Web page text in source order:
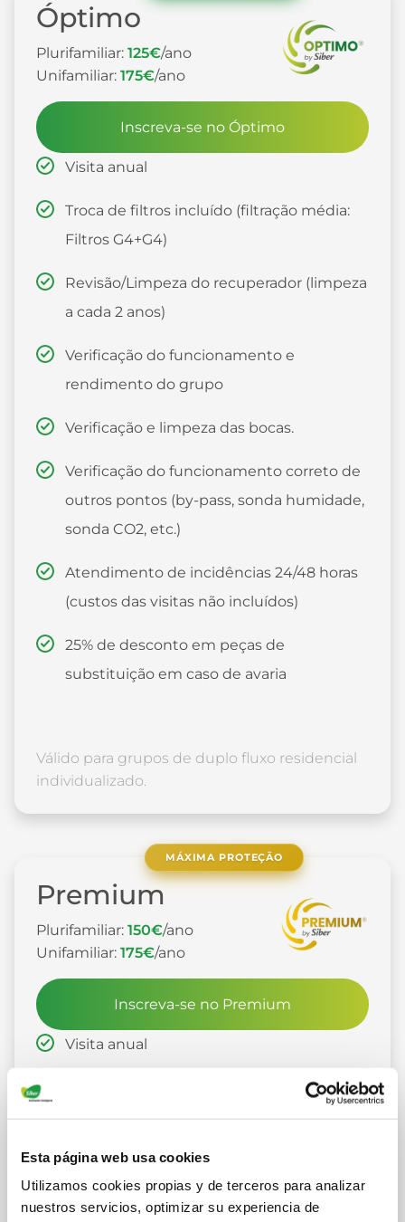
Esta página web usa cookies
Utilizamos cookies propias y de terceros para analizar
nuestros servicios, optimizar su experiencia de
Óptimo
Plurifamiliar: 125€/ano
Unifamiliar: 175€/ano
Inscreva-se no Óptimo
Visita anual
Troca de filtros incluído (filtração média:
Filtros G4+G4)
Revisão/Limpeza do recuperador (limpeza
a cada 2 anos)
Verificação do funcionamento e
rendimento do grupo
Verificação e limpeza das bocas.
Verificação do funcionamento correto de
outros pontos (by-pass, sonda humidade,
sonda CO2, etc.)
Atendimento de incidências 24/48 horas
(custos das visitas não incluídos)
25% de desconto em peças de
substituição em caso de avaria
Válido para grupos de duplo fluxo residencial
individualizado.
MÁXIMA PROTEÇÃO
Premium
Plurifamiliar: 150€/ano
Unifamiliar: 175€/ano
Inscreva-se no Premium
Visita anual
Troca de filtros incluído (filtração alta:
Filtros G4+ F7/F9/Carbono)
Revisão/Limpeza do recuperador (limpeza
a cada 2 anos)